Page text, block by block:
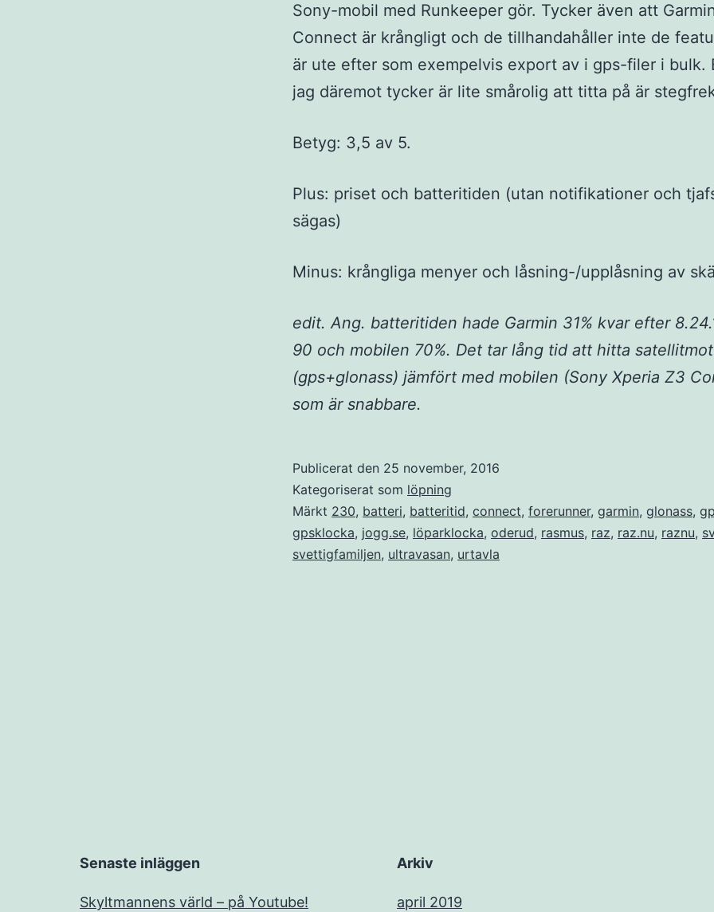
Sony-mobil med Runkeeper gör. Tycker även att
Connect är krångligt och de tillhandahåller inte de
är ute efter som exempelvis export av i gps-filer i bulk.
jag däremot tycker är lite smårolig att titta på är
Betyg: 3,5 av 5.
Plus: priset och batteritiden (utan notifikationer och
sägas)
Minus: krångliga menyer och låsning-/upplåsning av
edit. Ang. batteritiden hade Garmin 31% kvar efter
90 och mobilen 70%. Det tar lång tid att hitta
(gps+glonass) jämfört med mobilen (Sony Xperia Z3
som är snabbare.
Publicerat den 25 november, 2016
Kategoriserat som löpning
Märkt 230, batteri, batteritid, connect, forerunner, garmin, glonass,
gpsklocka, jogg.se, löparklocka, oderud, rasmus, raz, raz.nu, raznu,
svettigfamiljen, ultravasan, urtavla
Senaste inläggen
Skyltmannens värld – på Youtube!
Arkiv
april 2019